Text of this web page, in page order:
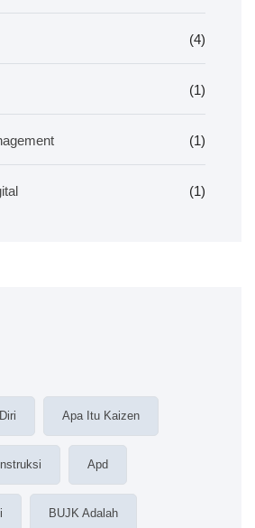
(4)
(1)
(1)
(1)
Apa Itu Kaizen
Apd
BUJK Adalah